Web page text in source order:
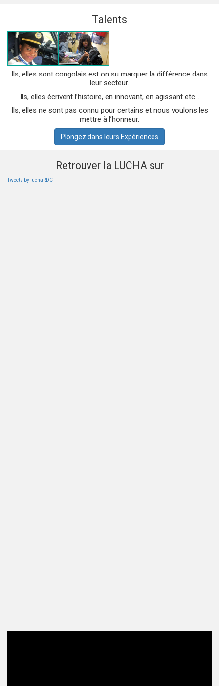
Talents
Ils, elles sont congolais est on su marquer la différence dans
leur secteur.
Ils, elles écrivent l’histoire, en innovant, en agissant etc...
Ils, elles ne sont pas connu pour certains et nous voulons les
mettre à l’honneur.
Plongez dans leurs Expériences
Retrouver la LUCHA sur
Tweets by luchaRDC